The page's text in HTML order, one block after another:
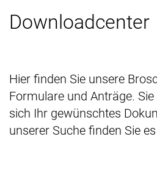
Downloadcenter
Hier finden Sie unsere
Formulare und Anträge.
sich Ihr gewünschtes
unserer Suche finden Sie